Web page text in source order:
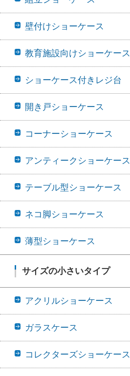
壁付けショーケース
教育施設向けショーケース
ショーケース付きレジ台
開き戸ショーケース
コーナーショーケース
アンティークショーケース
テーブル型ショーケース
ネコ脚ショーケース
薄型ショーケース
サイズの小さいタイプ
アクリルショーケース
ガラスケース
コレクターズショーケース